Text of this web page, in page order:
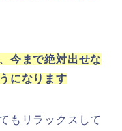
今まで絶対出せな
になります
もリラックスして